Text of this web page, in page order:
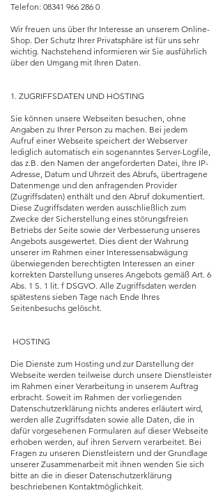
Telefon: 08341 966 286 0
Wir freuen uns über Ihr Interesse an unserem Online-
Shop. Der Schutz Ihrer Privatsphäre ist für uns sehr
wichtig. Nachstehend informieren wir Sie ausführlich
über den Umgang mit Ihren Daten.
1. ZUGRIFFSDATEN UND HOSTING
Sie können unsere Webseiten besuchen, ohne
Angaben zu Ihrer Person zu machen. Bei jedem
Aufruf einer Webseite speichert der Webserver
lediglich automatisch ein sogenanntes Server-Logfile,
das z.B. den Namen der angeforderten Datei, Ihre IP-
Adresse, Datum und Uhrzeit des Abrufs, übertragene
Datenmenge und den anfragenden Provider
(Zugriffsdaten) enthält und den Abruf dokumentiert.
Diese Zugriffsdaten werden ausschließlich zum
Zwecke der Sicherstellung eines störungsfreien
Betriebs der Seite sowie der Verbesserung unseres
Angebots ausgewertet. Dies dient der Wahrung
unserer im Rahmen einer Interessensabwägung
überwiegenden berechtigten Interessen an einer
korrekten Darstellung unseres Angebots gemäß Art. 6
Abs. 1 S. 1 lit. f DSGVO. Alle Zugriffsdaten werden
spätestens sieben Tage nach Ende Ihres
Seitenbesuchs gelöscht.
HOSTING
Die Dienste zum Hosting und zur Darstellung der
Webseite werden teilweise durch unsere Dienstleister
im Rahmen einer Verarbeitung in unserem Auftrag
erbracht. Soweit im Rahmen der vorliegenden
Datenschutzerklärung nichts anderes erläutert wird,
werden alle Zugriffsdaten sowie alle Daten, die in
dafür vorgesehenen Formularen auf dieser Webseite
erhoben werden, auf ihren Servern verarbeitet. Bei
Fragen zu unseren Dienstleistern und der Grundlage
unserer Zusammenarbeit mit ihnen wenden Sie sich
bitte an die in dieser Datenschutzerklärung
beschriebenen Kontaktmöglichkeit.